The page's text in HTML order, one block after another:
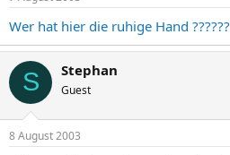
e
r
t
a
Wer hat hier die ruhige Hand ??????
S Stephan
Guest
8 August 2003